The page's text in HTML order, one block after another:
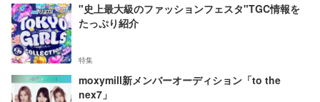
"史上最大級のファッションフェスタ"TGC情報を
たっぷり紹介
特集
moxymill新メンバーオーディション「to the
nex7」